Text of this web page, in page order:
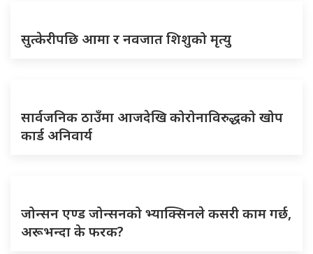
सुत्केरीपछि आमा र नवजात शिशुको मृत्यु
सार्वजनिक ठाउँमा आजदेखि कोरोनाविरुद्धको खोप
कार्ड अनिवार्य
जोन्सन एण्ड जोन्सनको भ्याक्सिनले कसरी काम गर्छ,
अरूभन्दा के फरक?